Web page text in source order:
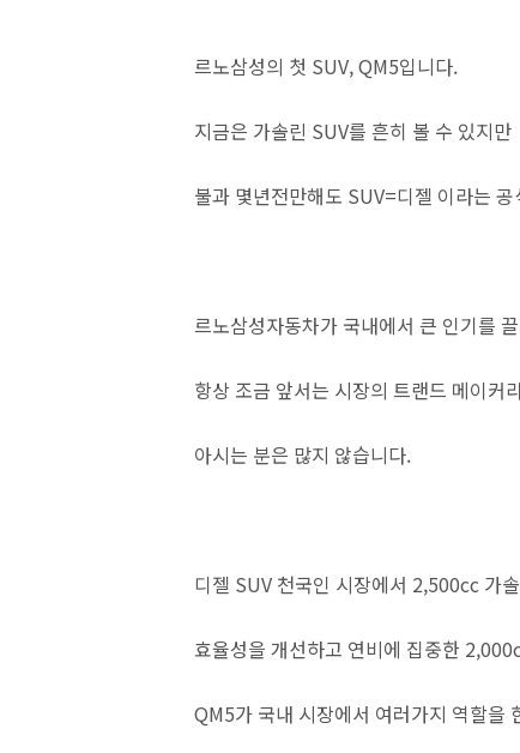
르노삼성의 첫 SUV, QM5입니다.
지금은 가솔린 SUV를 흔히 볼 수 있지만
불과 몇년전만해도 SUV=디젤 이라는
르노삼성자동차가 국내에서 큰 인기를
항상 조금 앞서는 시장의 트랜드 메이커
아시는 분은 많지 않습니다.
디젤 SUV 천국인 시장에서 2,500cc 가
효율성을 개선하고 연비에 집중한
QM5가 국내 시장에서 여러가지 역할을